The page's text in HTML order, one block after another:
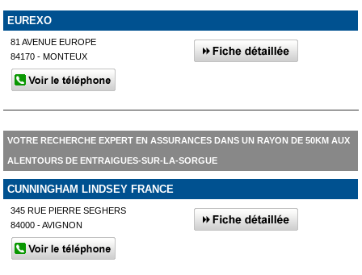
EUREXO
81 AVENUE EUROPE
84170 - MONTEUX
VOTRE RECHERCHE EXPERT EN ASSURANCES DANS UN RAYON DE 50KM AUX
ALENTOURS DE ENTRAIGUES-SUR-LA-SORGUE
CUNNINGHAM LINDSEY FRANCE
345 RUE PIERRE SEGHERS
84000 - AVIGNON